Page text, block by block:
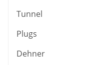
Tunnel
Plugs
Dehner